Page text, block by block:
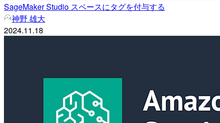
SageMaker Studio スペースにタグを付与する
神野 雄大
2024.11.18